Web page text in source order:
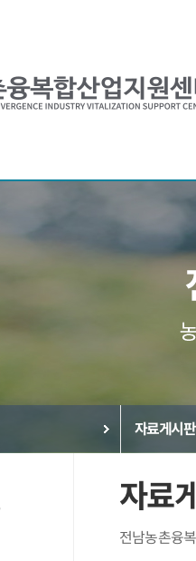
자료게시판
자료
전남농촌융